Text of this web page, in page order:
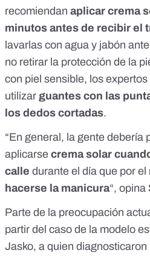
recomiendan aplicar crema
minutos antes de recibir el
lavarlas con agua y jabón
no retirar la protección de la
con piel sensible, los
utilizar guantes con las
los dedos cortadas.
“En general, la gente debería
aplicarse crema solar
calle durante el día que por el
hacerse la manicura“, opina
Parte de la preocupación
partir del caso de la modelo
Jasko, a quien diagnosticaron